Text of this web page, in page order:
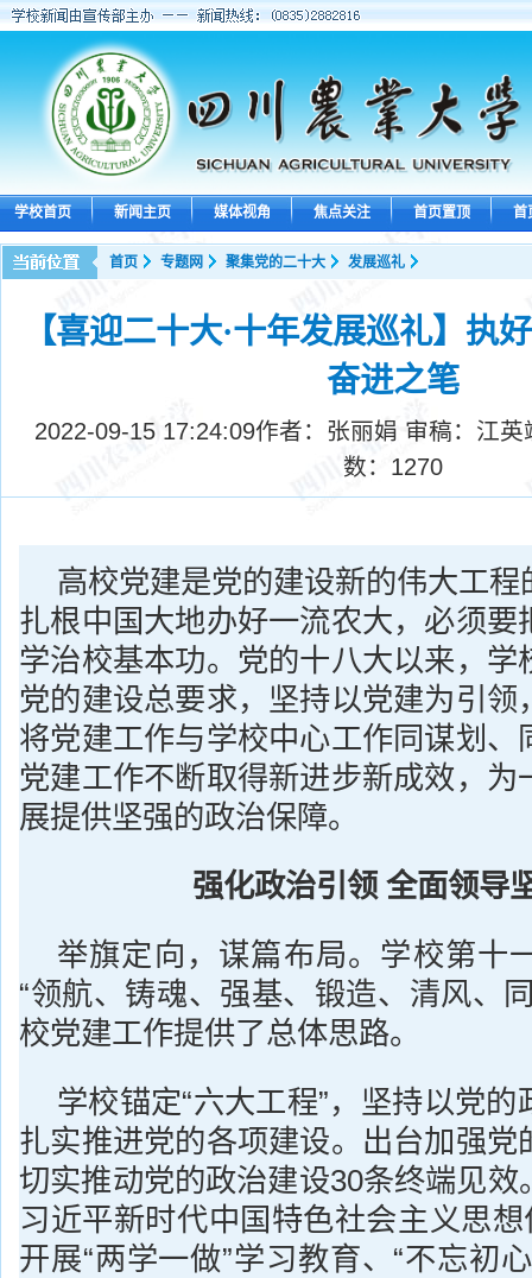
学校首页 新闻主页 媒体视角 焦点关注 首页置顶 首
首页 专题网 聚集党的二十大 发展巡礼
【喜迎二十大·十年发展巡礼】执
奋进之笔
2022-09-15 17:24:09作者：张丽娟 审稿：江
数： 1270
高校党建是党的建设新的伟大工
扎根中国大地办好一流农大，必须要
学治校基本功。党的十八大以来，学
党的建设总要求，坚持以党建为引领
将党建工作与学校中心工作同谋划、
党建工作不断取得新进步新成效，为
展提供坚强的政治保障。
强化政治引领 全面领导
举旗定向，谋篇布局。学校第十
“领航、铸魂、强基、锻造、清风、
校党建工作提供了总体思路。
学校锚定“六大工程”，坚持以党
扎实推进党的各项建设。出台加强党
切实推动党的政治建设30条终端见效
习近平新时代中国特色社会主义思想
开展“两学一做”学习教育、“不忘初